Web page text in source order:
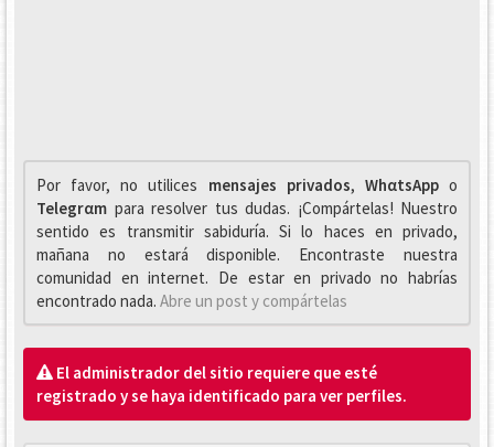
Por favor, no utilices mensajes privados, WhαtsAppo
Telegrαm para resolver tus dudas. ¡Compártelas! Nuestro
sentido es transmitir sabiduría. Si lo haces en privado,
mañana no estará disponible. Encontraste nuestra
comunidad en internet. De estar en privado no habrías
encontrado nada. Abre un post y compártelas
El administrador del sitio requiere que esté
registrado y se haya identificado para ver perfiles.